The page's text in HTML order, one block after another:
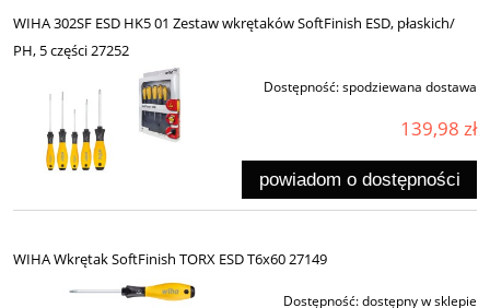
WIHA 302SF ESD HK5 01 Zestaw wkrętaków SoftFinish ESD, płaskich/
PH, 5 części 27252
Dostępność:spodziewana dostawa
139,98 zł
powiadom o dostępności
WIHA Wkrętak SoftFinish TORX ESD T6x60 27149
Dostępność:dostępny w sklepie